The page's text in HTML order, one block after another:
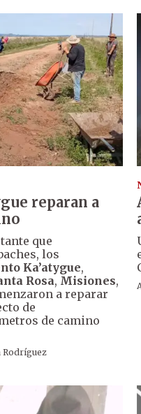
reparan a
que
los
Ka’atygue,
Rosa, Misiones,
a reparar
de
de camino
Rodríguez